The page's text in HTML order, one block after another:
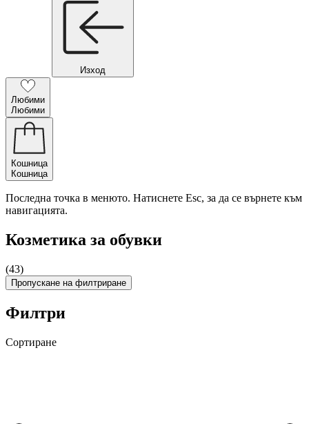
Изход
Любими
Любими
Кошница
Кошница
Последна точка в менюто. Натиснете Esc, за да се върнете към
навигацията.
Козметика за обувки
(43)
Пропускане на филтриране
Филтри
Сортиране